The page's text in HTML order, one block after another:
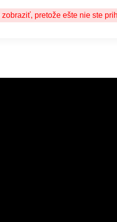
pretože ešte nie ste